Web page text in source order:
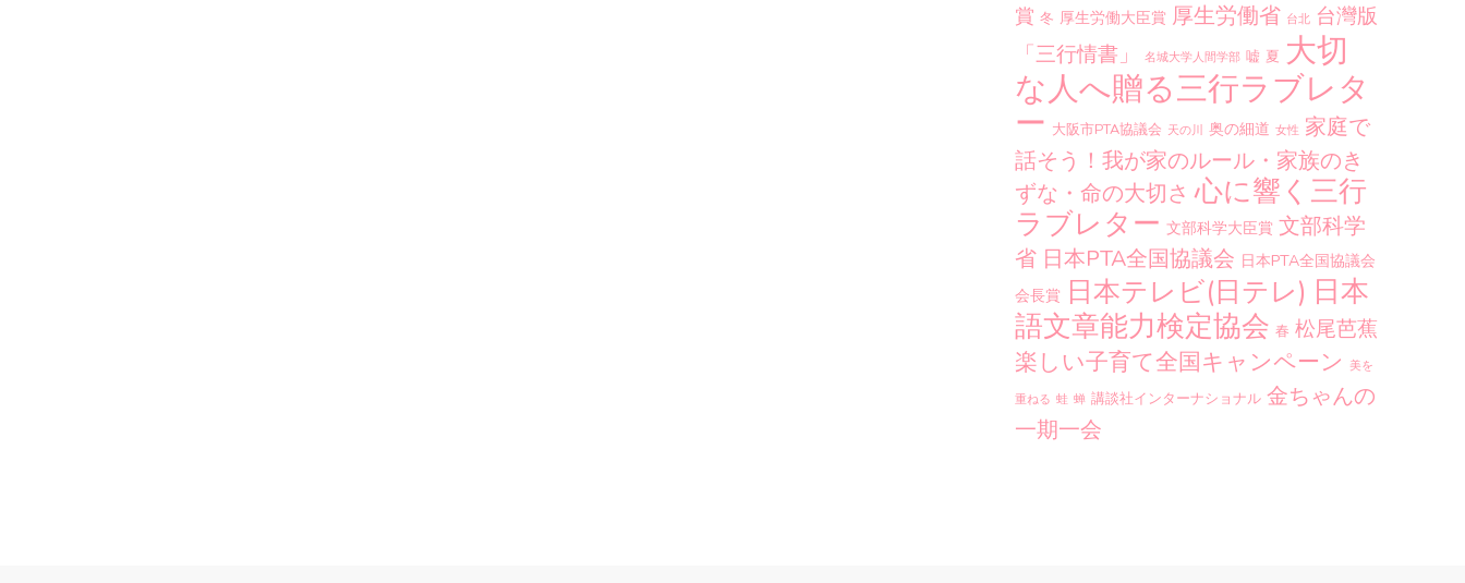
賞 冬 厚生労働大臣賞 厚生労働省 台北 台灣版
「三行情書」
名城大学人間学部 嘘 夏 大切
な人へ贈る三行ラブレタ
ー 大阪市PTA協議会 天の川 奥の細道 女性 家庭で
話そう！我が家のルール・家族のき
ずな・命の大切さ 心に響く三行
ラブレター 文部科学大臣賞 文部科学
省 日本PTA全国協議会 日本PTA全国協議会
会長賞 日本テレビ(日テレ) 日本
語文章能力検定協会 春 松尾芭蕉
楽しい子育て全国キャンペーン 美を
重ねる 蛙 蝉 講談社インターナショナル 金ちゃんの
一期一会